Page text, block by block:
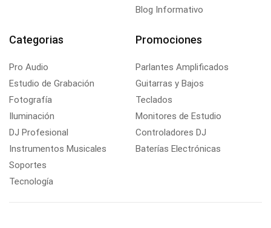
Blog Informativo
Categorias
Pro Audio
Estudio de Grabación
Fotografía
Iluminación
DJ Profesional
Instrumentos Musicales
Soportes
Tecnología
Promociones
Parlantes Amplificados
Guitarras y Bajos
Teclados
Monitores de Estudio
Controladores DJ
Baterías Electrónicas